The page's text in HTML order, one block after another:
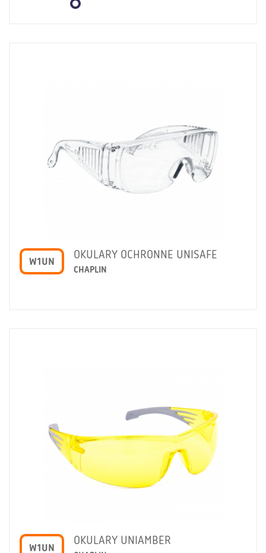
W1UN
OKULARY OCHRONNE UNISAFE
CHAPLIN
W1UN
OKULARY UNIAMBER